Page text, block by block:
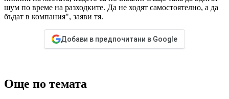
шум по време на разходките. Да не ходят самостоятелно, а да
бъдат в компания", заяви тя.
Добави в предпочитани в Google
Още по темата